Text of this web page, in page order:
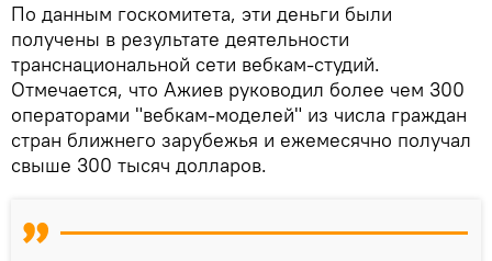
По данным госкомитета, эти деньги были
получены в результате деятельности
транснациональной сети вебкам-студий.
Отмечается, что Ажиев руководил более чем 300
операторами "вебкам-моделей" из числа граждан
стран ближнего зарубежья и ежемесячно получал
свыше 300 тысяч долларов.